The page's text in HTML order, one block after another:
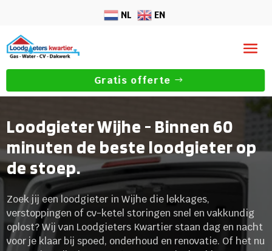
NL EN
Gratis offerte
Loodgieter Wijhe - Binnen 60
minuten de beste loodgieter op
de stoep.
Zoek jij een loodgieter in Wijhe die lekkages,
verstoppingen of cv-ketel storingen snel en vakkundig
oplost? Wij van Loodgieters Kwartier staan dag en nacht
voor je klaar bij spoed, onderhoud en renovatie. Of het nu